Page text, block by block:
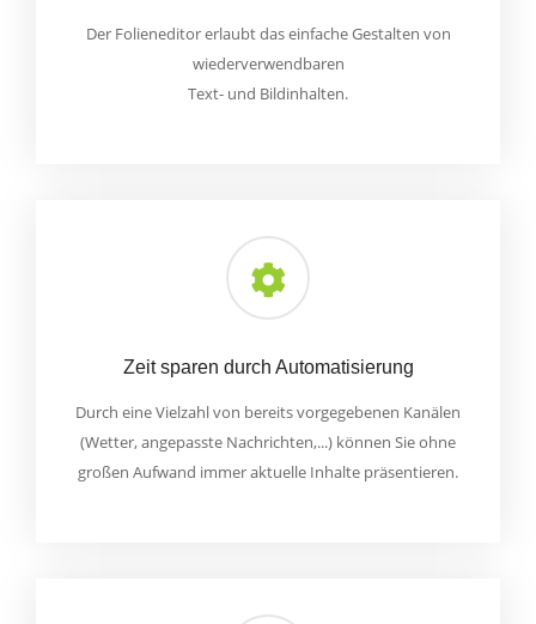
Der Folieneditor erlaubt das einfache Gestalten von
wiederverwendbaren
Text- und Bildinhalten.
Zeit sparen durch Automatisierung
Durch eine Vielzahl von bereits vorgegebenen Kanälen
(Wetter, angepasste Nachrichten,...) können Sie ohne
großen Aufwand immer aktuelle Inhalte präsentieren.